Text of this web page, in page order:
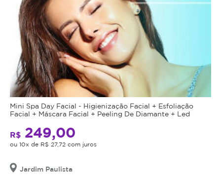
Mini Spa Day Facial - Higienização Facial + Esfoliação
Facial + Máscara Facial + Peeling De Diamante + Led
R$ 249,00
ou 10x de R$ 27,72 com juros
Jardim Paulista